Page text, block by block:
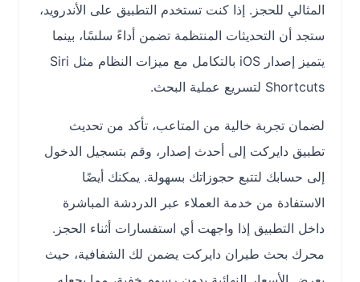
المثالي للحجز. إذا كنت تستخدم التطبيق على الأندرويد،
ستجد أن التحديثات المنتظمة تضمن أداءً سلسًا، بينما
يتميز إصدار iOS بالتكامل مع ميزات النظام مثل Siri
Shortcuts لتسريع عملية البحث.
لضمان تجربة خالية من المتاعب، تأكد من تحديث
تطبيق دايركت إلى أحدث إصدار، وقم بتسجيل الدخول
إلى حسابك لتتبع حجوزاتك بسهولة. يمكنك أيضًا
الاستفادة من خدمة العملاء عبر الدردشة المباشرة
داخل التطبيق إذا واجهت أي استفسارات أثناء الحجز.
محرك بحث طيران دايركت يضمن لك الشفافية، حيث